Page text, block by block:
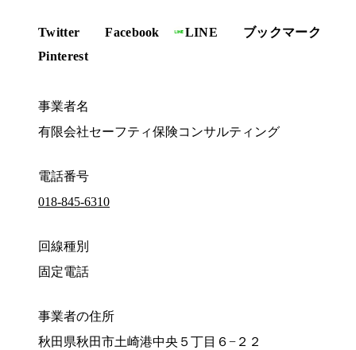
Twitter Facebook LINE
ブックマーク
Pinterest
事業者名
有限会社セーフティ保険コンサルティング
電話番号
018-845-6310
回線種別
固定電話
事業者の住所
秋田県秋田市土崎港中央５丁目６−２２